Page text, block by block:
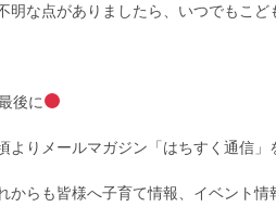
明な点がありましたら、いつでもこど
後に
よりメールマガジン「はちすく通信」
からも皆様へ子育て情報、イベント情